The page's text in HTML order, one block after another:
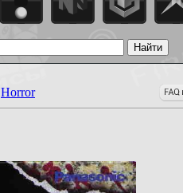
Horror